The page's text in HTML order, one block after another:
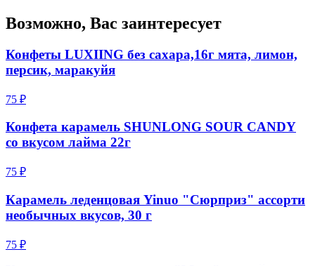
Возможно, Вас заинтересует
Конфеты LUXIING без сахара,16г мята, лимон,
персик, маракуйя
75 ₽
Конфета карамель SHUNLONG SOUR CANDY
со вкусом лайма 22г
75 ₽
Карамель леденцовая Yinuo "Сюрприз" ассорти
необычных вкусов, 30 г
75 ₽